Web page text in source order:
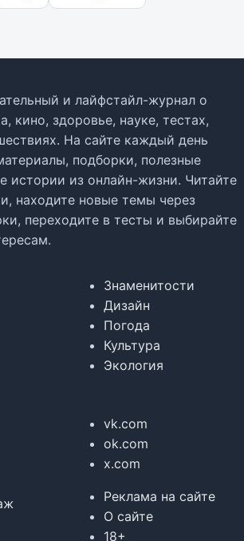
и лайфстайл-журнал о
кино, здоровье, науке, тестах,
На сайте каждый день
подборки, полезные
истории из онлайн-жизни. Читайте
находите новые темы через
переходите в тесты и выбирайте
Знаменитости
Дизайн
Погода
Культура
Экология
vk.com
ok.com
x.com
Реклама на сайте
О сайте
18+